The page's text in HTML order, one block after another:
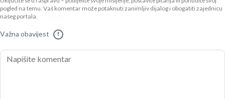
pogled na temu. Vaš komentar može potaknuti zanimljiv dijalog i obogatiti zajednicu
našeg portala.
Važna obavijest !